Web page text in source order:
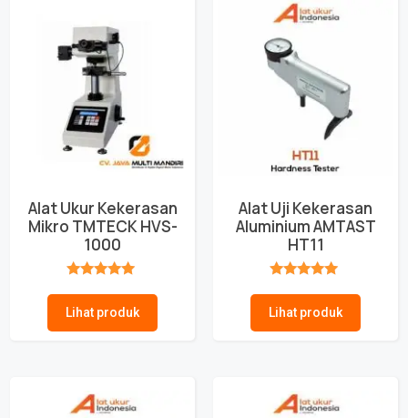
Alat Ukur Kekerasan
Mikro TMTECK HVS-
1000
Lihat produk
Alat Uji Kekerasan
Aluminium AMTAST
HT11
Lihat produk